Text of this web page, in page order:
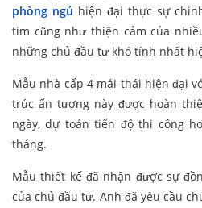
phòng ngủ hiện đại thực sự
tim cũng như thiện cảm của
những chủ đầu tư khó tính nhất
Mẫu nhà cấp 4 mái thái hiện đại
trúc ấn tượng này được hoàn
ngày, dự toán tiến độ thi công
tháng.
Mẫu thiết kế đã nhận được sự
của chủ đầu tư. Anh đã yêu cầu